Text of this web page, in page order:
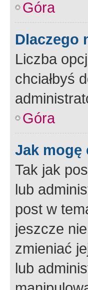
Góra
Dlaczego
Liczba
chciałbyś
Góra
Jak mogę
Tak jak
lub
post w
jeszcze
zmieniać
lub